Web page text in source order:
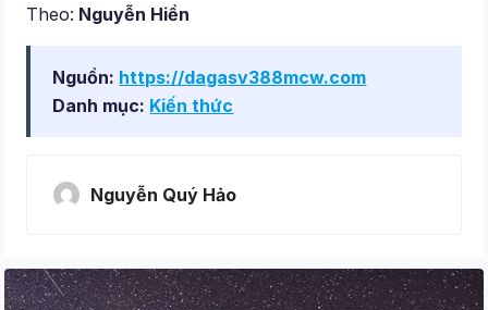
Theo: Nguyễn Hiền
Nguồn: https://dagasv388mcw.com
Danh mục: Kiến thức
Nguyễn Quý Hảo